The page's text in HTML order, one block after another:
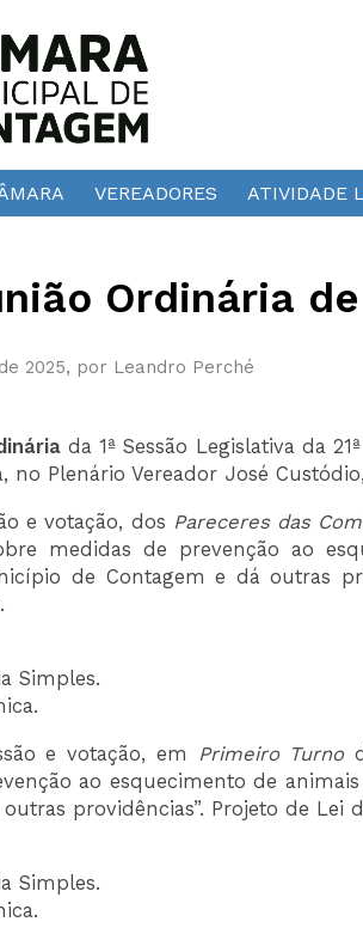
VEREADORES ATIVIDADE
Ordinária
2025, por Leandro Perché
da 1ª Sessão Legislativa da
no Plenário Vereador José
e votação, dos Pareceres das
medidas de prevenção ao
de Contagem e dá outras
Simples.
e votação, em Primeiro Turno
ao esquecimento de
providências”. Projeto de Lei
Simples.